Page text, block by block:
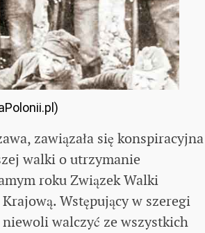
zawiązała się konspiracyjna
walki o utrzymanie
roku Związek Walki
Wstępujący w szeregi
walczyć ze wszystkich